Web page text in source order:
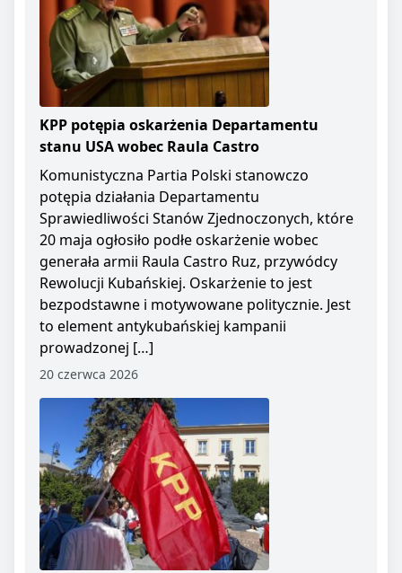
KPP potępia oskarżenia Departamentu
stanu USA wobec Raula Castro
Komunistyczna Partia Polski stanowczo
potępia działania Departamentu
Sprawiedliwości Stanów Zjednoczonych, które
20 maja ogłosiło podłe oskarżenie wobec
generała armii Raula Castro Ruz, przywódcy
Rewolucji Kubańskiej. Oskarżenie to jest
bezpodstawne i motywowane politycznie. Jest
to element antykubańskiej kampanii
prowadzonej […]
20 czerwca 2026